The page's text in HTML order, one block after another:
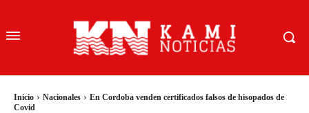
Inicio Nacionales
En Cordoba venden certificados falsos de hisopados de
Covid